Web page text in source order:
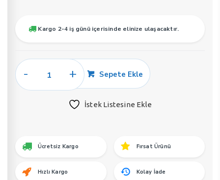
Kargo 2-4 iş günü içerisinde elinize ulaşacaktır.
Soel
EDP
Sepete Ekle
İstek Listesine Ekle
Ücretsiz Kargo Fırsat Ürünü
Hızlı Kargo Kolay İade